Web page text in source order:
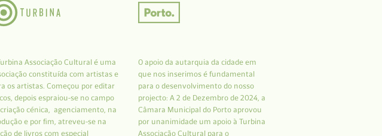
Associação Cultural é uma
constituída com artistas e
os artistas. Começou por editar
depois espraiou-se no campo
cénica, agenciamento, na
e por fim, atreveu-se na
de livros com especial
O apoio da autarquia da cidade em
que nos inserimos é fundamental
para o desenvolvimento do nosso
projecto: A 2 de Dezembro de 2024, a
Câmara Municipal do Porto aprovou
por unanimidade um apoio à Turbina
Associação Cultural para o